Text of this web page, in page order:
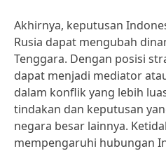
Akhirnya, keputusan
Rusia dapat mengubah
Tenggara. Dengan posisi
dapat menjadi mediator
dalam konflik yang lebih
tindakan dan keputusan
negara besar lainnya.
mempengaruhi hubungan